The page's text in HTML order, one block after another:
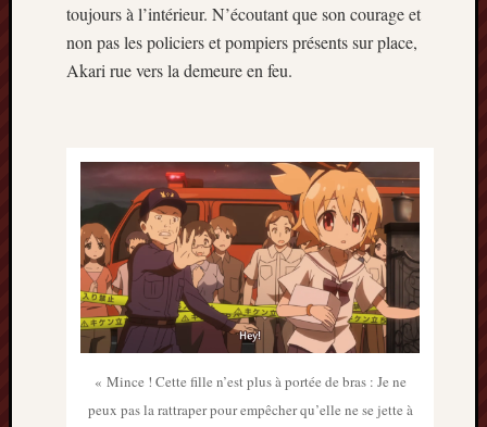
toujours à l’intérieur. N’écoutant que son courage et
non pas les policiers et pompiers présents sur place,
Akari rue vers la demeure en feu.
« Mince ! Cette fille n’est plus à portée de bras : Je ne
peux pas la rattraper pour empêcher qu’elle ne se jette à